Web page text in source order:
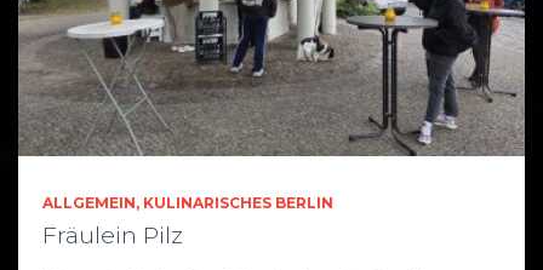
ALLGEMEIN KULINARISCHES BERLIN
Fräulein Pilz